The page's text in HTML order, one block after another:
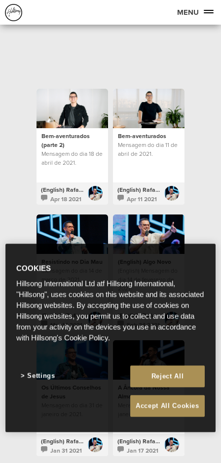
MENU
Bem-aventurados
(parte 2)
Mensagem do dia 18 de
abril de 2021.
(English) Rafael Bitencourt
Apr 18 2021
Bem-aventurados
Mensagem do dia 11 de
abril de 2021.
(English) Rafael Bitencourt
Apr 11 2021
Resistindo no Dia Mau
Mensagem do dia 14 de
março de 2021.
(English) Rafael Bitencourt
Mar 14 2021
(English) Algo Novo
(English) Mensagem do
dia 14 de fevereiro de
2021.
(English) Rafael Bitencourt
Feb 24 2021
Os Últimos Conselhos
de Jesus
Mensagem do dia 31 de
janeiro de 2021.
(English) Rafael Bitencourt
Jan 31 2021
A Âncora da Nossa
Alma
Mensagem do dia 17 de
(English) Rafael Bitencourt
Jan 17 2021
COOKIES
Hillsong International Ltd atf Hillsong International,
"Hillsong", uses cookies on this website and its associated
Hillsong websites. By accepting the use of cookies on
Hillsong websites, you permit us to collect and use data
from your activity on the devices you use in accordance
with Hillsong's Cookie Policy.
Reject All
Accept All Cookies
Settings